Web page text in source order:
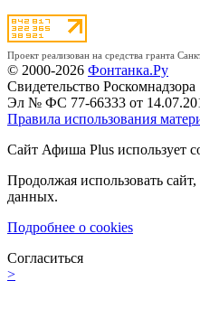
Проект реализован на средства гранта
© 2000-2026 Фонтанка.Ру
Свидетельство Роскомнадзора
Эл № ФС 77-66333 от
Правила использования
Сайт Афиша Plus использует
Продолжая использовать
данных.
Подробнее о cookies
Согласиться
>